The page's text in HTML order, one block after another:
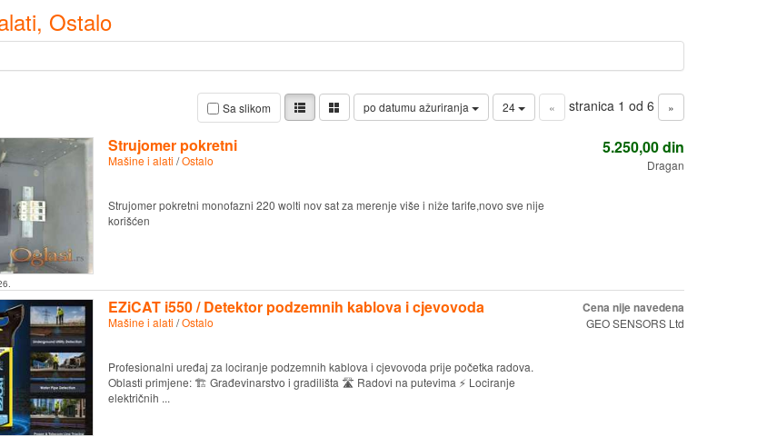
Ostalo
Sa slikom po datumu ažuriranja 24 « stranica 1 od 6 »
Strujomer pokretni
Mašine i alati /Ostalo
Strujomer pokretni monofazni 220 wolti nov sat za merenje više i niže tarife,novo sve nije
korišćen
5.250,00din
Dragan
EZiCAT i550 / Detektor podzemnih kablova i cjevovoda
Mašine i alati /Ostalo
Profesionalni uređaj za lociranje podzemnih kablova i cjevovoda prije početka radova.
Oblasti primjene: 🏗️ Građevinarstvo i gradilišta 🛣️ Radovi na putevima ⚡ Lociranje
električnih ...
Cena nije navedena
GEO SENSORS Ltd